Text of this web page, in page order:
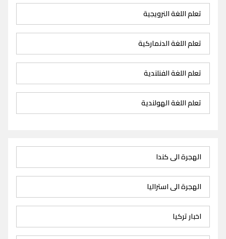
تعلم اللغة النرويجية
تعلم اللغة الدنماركية
تعلم اللغة الفنلندية
تعلم اللغة الهولندية
الهجرة الى كندا
الهجرة الى استراليا
اخبار تركيا